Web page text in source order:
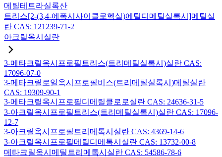
메틸테트라실록산
트리스[2-(3,4-에폭시사이클로헥실)에틸디메틸실록시]메틸실
란 CAS: 121239-71-2
아크릴옥시실란
3-메타크릴옥시프로필트리스(트리메틸실록시)실란 CAS:
17096-07-0
3-메타크릴로일옥시프로필비스(트리메틸실록시)메틸실란
CAS: 19309-90-1
3-메타크릴옥시프로필디메틸클로로실란 CAS: 24636-31-5
3-아크릴옥시프로필트리스(트리메틸실록시)실란 CAS: 17096-
12-7
3-아크릴옥시프로필트리메톡시실란 CAS: 4369-14-6
3-아크릴옥시프로필메틸디메톡시실란 CAS: 13732-00-8
메타크릴옥시메틸트리메톡시실란 CAS: 54586-78-6